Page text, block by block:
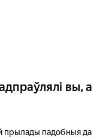
вы, а
прылады падобныя да